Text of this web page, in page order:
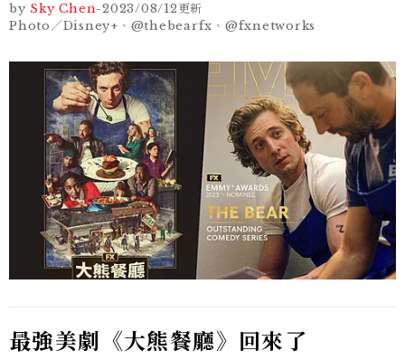
by Sky Chen-2023/08/12更新
Photo／Disney+、@thebearfx、@fxnetworks
最強美劇《大熊餐廳》回來了